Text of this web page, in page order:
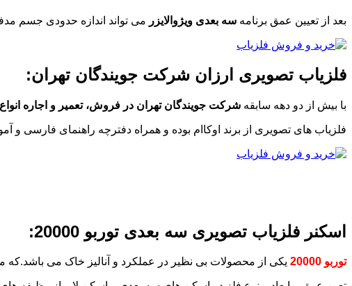
بعد از تعیین عمق برنامه سه بعدی ویژوالایزر می تواند اندازه حدودی جسم
فلزیاب تصویری ارزان شرکت جویندگان تهران:
با بیش از دو دهه سابقه شرکت جویندگان تهران در فروش، تعمیر و اجاره
فلزیاب های تصویری از برند اوکاام بوده و همراه دفترچه راهنمای فارسی و آموزش هنگام
اسکنر فلزیاب تصویری سه بعدی توربو 20000:
توربو 20000 یکی از محصولات بی نظیر در عملکرد و آنالیز خاک می باشد.که